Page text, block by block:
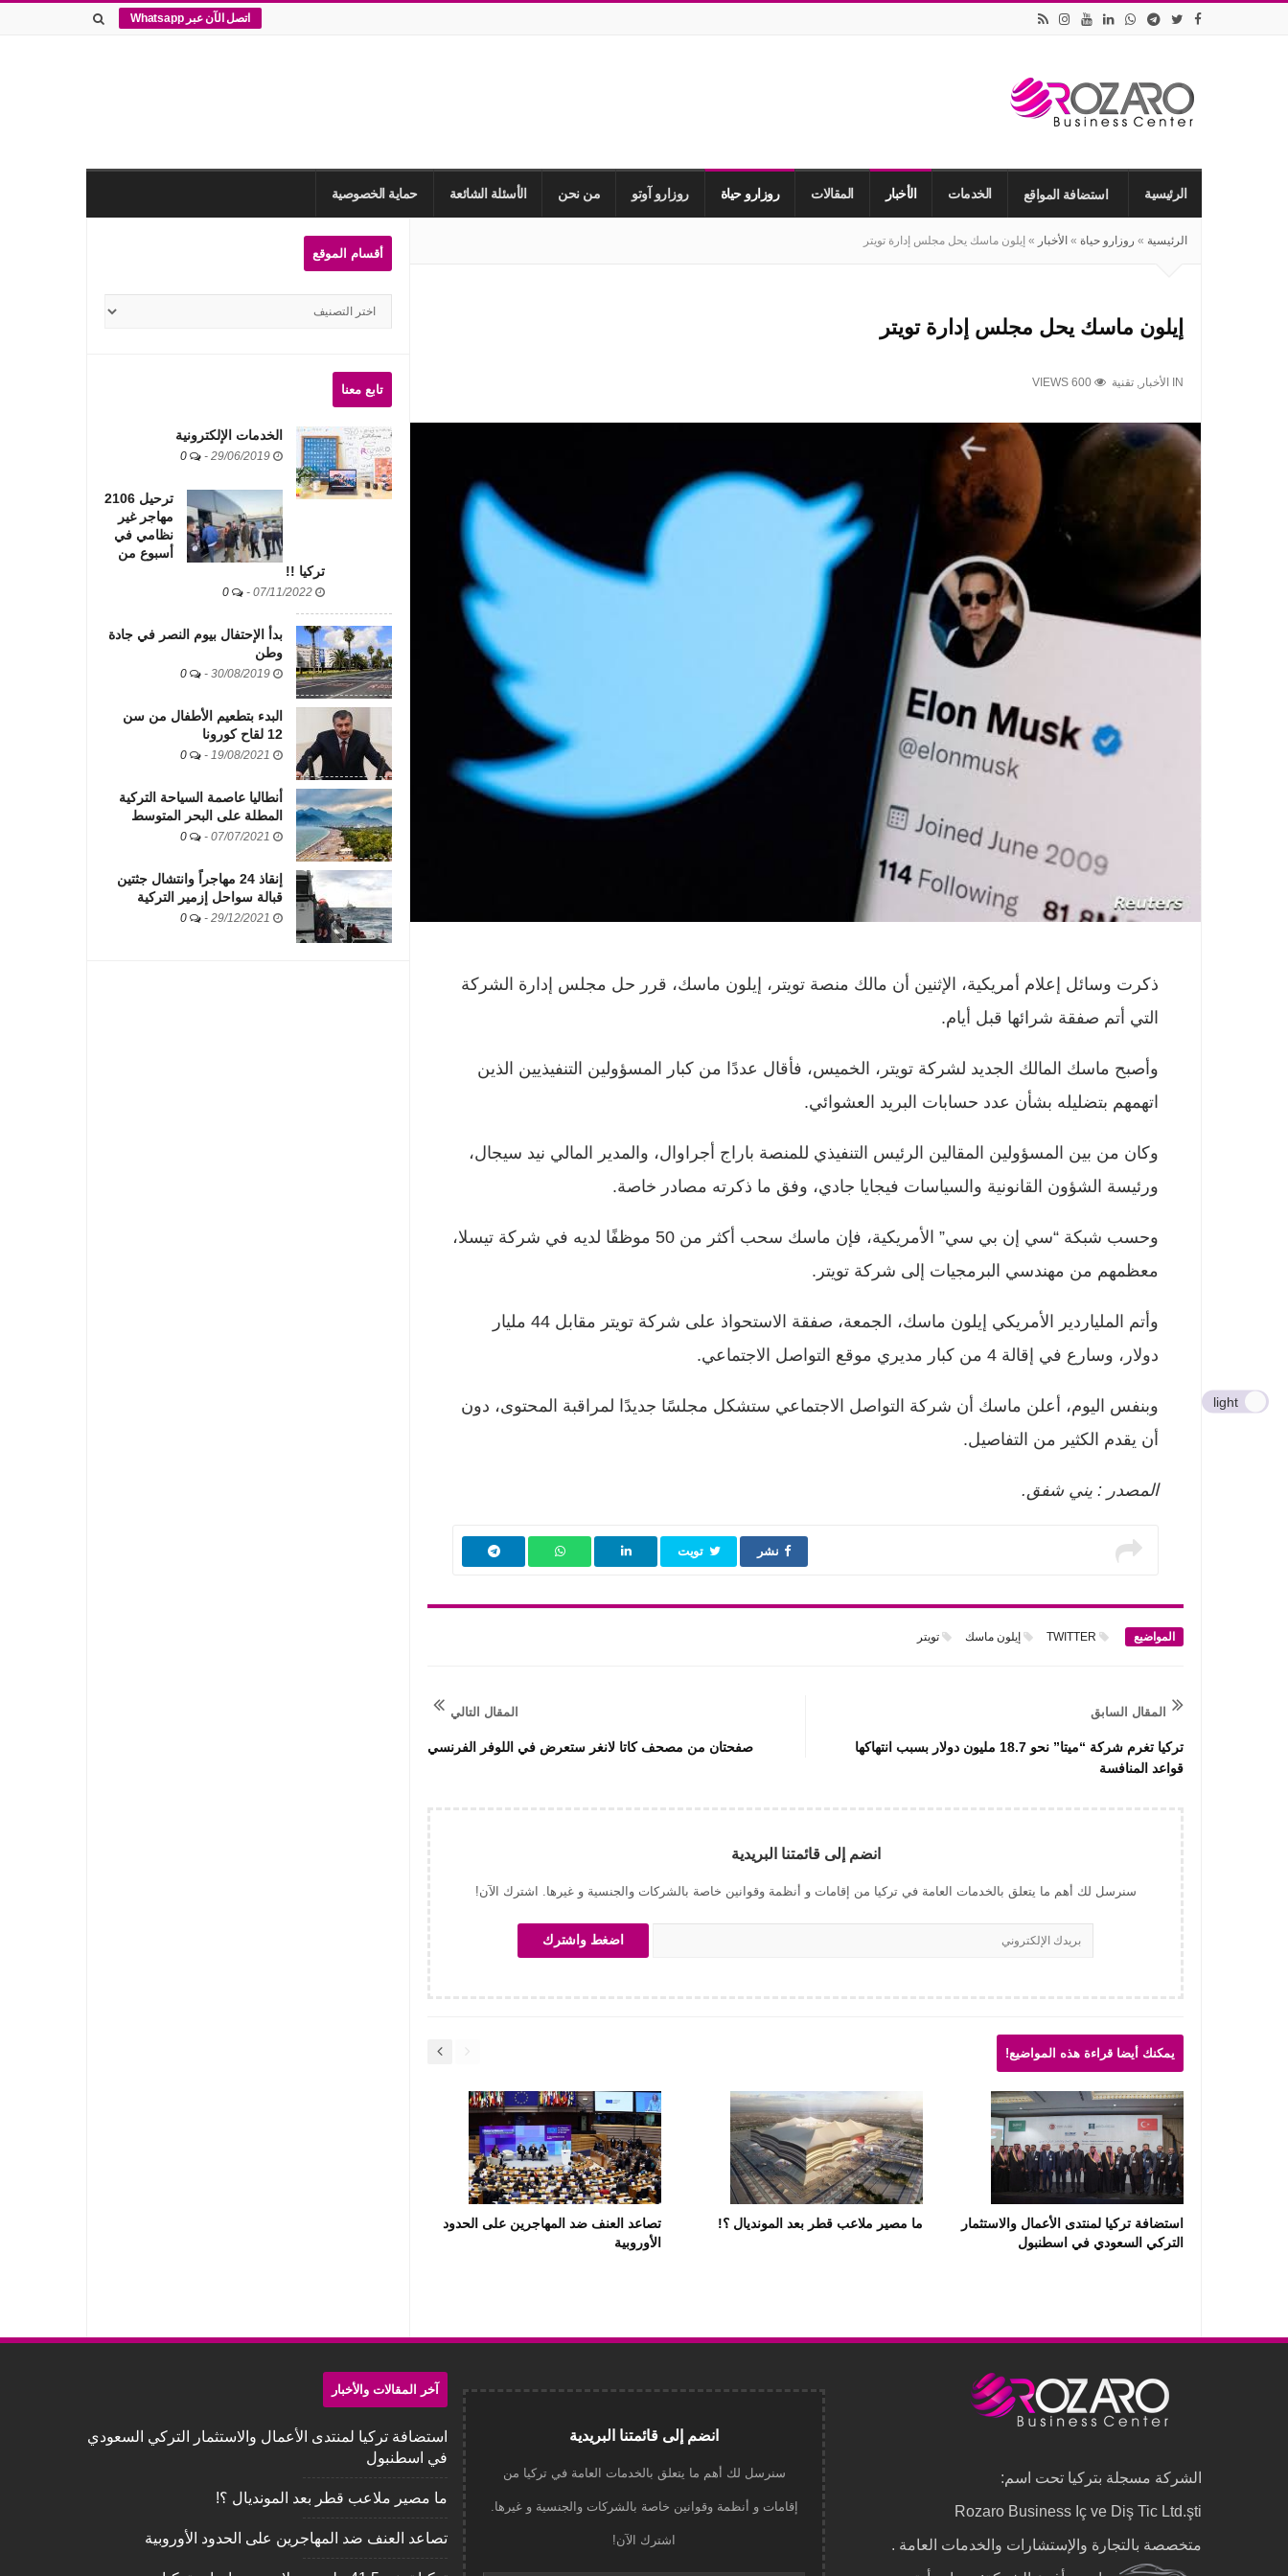
اتصل الآن عبر Whatsapp
وتأسيس
الشركات
في
اسطنبول
الرئيسية استضافة المواقع الخدمات الأخبار المقالات روزارو حياة روزارو آوتو من نحن الأسئلة الشائعة حماية الخصوصية
light
الرئيسية » روزارو حياة » الأخبار » ‏إيلون ماسك يحل مجلس إدارة تويتر
‏إيلون ماسك يحل مجلس إدارة تويتر
IN الأخبار , تقنية
ذكرت وسائل إعلام أمريكية، الإثنين أن مالك منصة تويتر، إيلون ماسك، قرر حل مجلس إدارة الشركة
التي أتم صفقة شرائها قبل أيام.
وأصبح ماسك المالك الجديد لشركة تويتر، الخميس، فأقال عددًا من كبار المسؤولين التنفيذيين الذين
اتهمهم بتضليله بشأن عدد حسابات البريد العشوائي.
وكان من بين المسؤولين المقالين الرئيس التنفيذي للمنصة باراج أجراوال، والمدير المالي نيد سيجال،
ورئيسة الشؤون القانونية والسياسات فيجايا جادي، وفق ما ذكرته مصادر خاصة.
وحسب شبكة “سي إن بي سي” الأمريكية، فإن ماسك سحب أكثر من 50 موظفًا لديه في شركة تيسلا،
معظمهم من مهندسي البرمجيات إلى شركة تويتر.
وأتم الملياردير الأمريكي إيلون ماسك، الجمعة، صفقة الاستحواذ على شركة تويتر مقابل 44 مليار
دولار، وسارع في إقالة 4 من كبار مديري موقع التواصل الاجتماعي.
وبنفس اليوم، أعلن ماسك أن شركة التواصل الاجتماعي ستشكل مجلسًا جديدًا لمراقبة المحتوى، دون
أن يقدم الكثير من التفاصيل.
المصدر : يني شفق.
نشر تويت
المواضيع TWITTER إيلون ماسك تويتر
المقال السابق
تركيا تغرم شركة “ميتا” نحو 18.7 مليون دولار بسبب انتهاكها
قواعد المنافسة
المقال التالي
صفحتان من مصحف كاتا لانغر ستعرض في اللوفر الفرنسي
انضم إلى قائمتنا البريدية
سنرسل لك أهم ما يتعلق بالخدمات العامة في تركيا من إقامات و أنظمة وقوانين خاصة بالشركات والجنسية و غيرها. اشترك الآن!
يمكنك أيضا قراءة هذه المواضيع!
استضافة تركيا لمنتدى الأعمال والاستثمار
التركي السعودي في اسطنبول
ما مصير ملاعب قطر بعد المونديال ؟!
تصاعد العنف ضد المهاجرين على الحدود
الأوروبية
Site
Sidebar
أقسام الموقع
أقسام
تابع معنا
الخدمات الإلكترونية
-
ترحيل 2106
مهاجر غير
نظامي في
أسبوع من
تركيا !!
-
بدأ الإحتفال بيوم النصر في جادة
وطن
-
البدء بتطعيم الأطفال من سن
12 لقاح كورونا
-
أنطاليا عاصمة السياحة التركية
المطلة على البحر المتوسط
-
إنقاذ 24 مهاجراً وانتشال جثتين
قبالة سواحل إزمير التركية
-
الشركة مسجلة بتركيا تحت اسم:
Rozaro Business Iç ve Diş Tic Ltd.şti
متخصصة بالتجارة والإستشارات والخدمات العامة .
انضم إلى قائمتنا البريدية
سنرسل لك أهم ما يتعلق بالخدمات العامة في تركيا من
إقامات و أنظمة وقوانين خاصة بالشركات والجنسية و غيرها.
اشترك الآن!
آخر المقالات والأخبار
استضافة تركيا لمنتدى الأعمال والاستثمار التركي السعودي
في اسطنبول
ما مصير ملاعب قطر بعد المونديال ؟!
تصاعد العنف ضد المهاجرين على الحدود الأوروبية